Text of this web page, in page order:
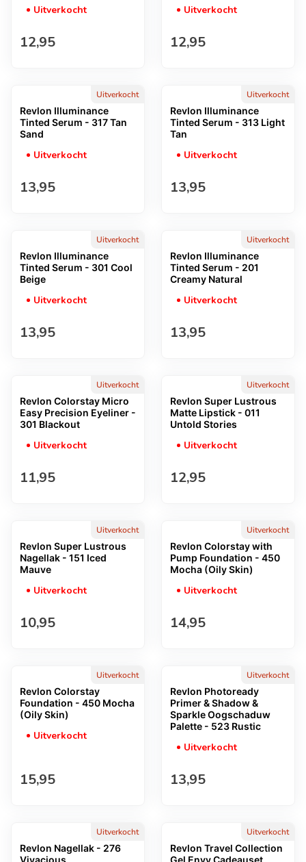
Uitverkocht
Normale prijs
12,95
Uitverkocht
Normale prijs
12,95
Uitverkocht
Revlon Illuminance
Tinted Serum - 317 Tan
Sand
Uitverkocht
Normale prijs
13,95
Uitverkocht
Revlon Illuminance
Tinted Serum - 313 Light
Tan
Uitverkocht
Normale prijs
13,95
Uitverkocht
Revlon Illuminance
Tinted Serum - 301 Cool
Beige
Uitverkocht
Normale prijs
13,95
Uitverkocht
Revlon Illuminance
Tinted Serum - 201
Creamy Natural
Uitverkocht
Normale prijs
13,95
Uitverkocht
Revlon Colorstay Micro
Easy Precision Eyeliner -
301 Blackout
Uitverkocht
Normale prijs
11,95
Uitverkocht
Revlon Super Lustrous
Matte Lipstick - 011
Untold Stories
Uitverkocht
Normale prijs
12,95
Uitverkocht
Revlon Super Lustrous
Nagellak - 151 Iced
Mauve
Uitverkocht
Normale prijs
10,95
Uitverkocht
Revlon Colorstay with
Pump Foundation - 450
Mocha (Oily Skin)
Uitverkocht
Normale prijs
14,95
Uitverkocht
Revlon Colorstay
Foundation - 450 Mocha
(Oily Skin)
Uitverkocht
Normale prijs
15,95
Uitverkocht
Revlon Photoready
Primer & Shadow &
Sparkle Oogschaduw
Palette - 523 Rustic
Uitverkocht
Normale prijs
13,95
Uitverkocht
Revlon Nagellak - 276
Uitverkocht
Revlon Travel Collection